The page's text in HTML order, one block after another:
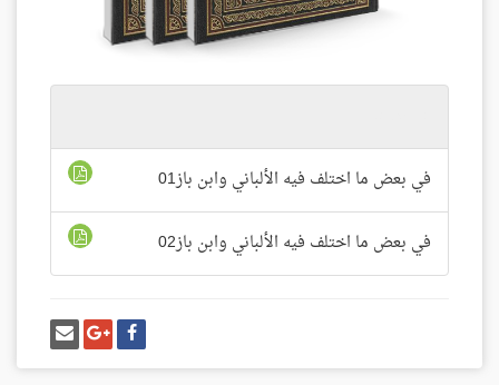
في بعض ما اختلف فيه الألباني وابن باز01
في بعض ما اختلف فيه الألباني وابن باز02
شارك
على
فيسبوك
شارك
على
غوغل
بلس
إرسل
إيميل